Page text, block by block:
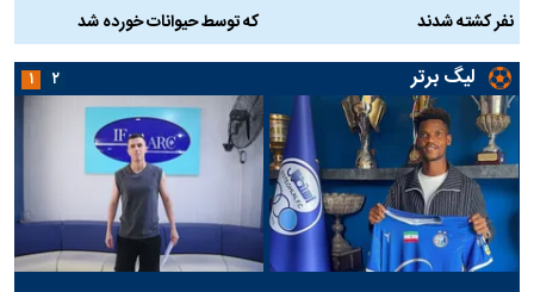
نفر کشته شدند
که توسط حیوانات خورده شد
لیگ برتر ۱ ۲